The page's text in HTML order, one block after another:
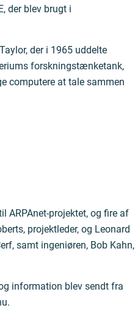
der blev brugt i
der i 1965 uddelte
forskningstænketank,
computere at tale sammen
ARPAnet-projektet, og fire af
projektleder, og Leonard
samt ingeniøren, Bob Kahn,
information blev sendt fra